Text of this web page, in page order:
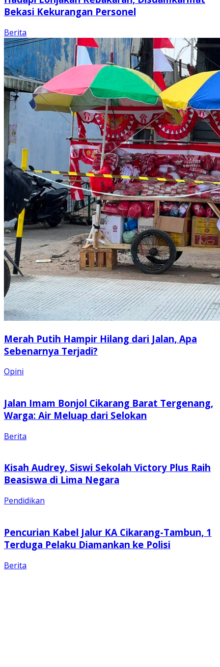
Bekasi Kekurangan Personel
Berita
Merah Putih Hampir Hilang dari Jalan, Apa
Sebenarnya Terjadi?
Opini
Jalan Imam Bonjol Cikarang Barat Tergenang,
Warga: Air Meluap dari Selokan
Berita
Kisah Audrey, Siswi Sekolah Victory Plus Raih
Beasiswa di Lima Negara
Pendidikan
Pencurian Kabel Jalur KA Cikarang-Tambun, 1
Terduga Pelaku Diamankan ke Polisi
Berita